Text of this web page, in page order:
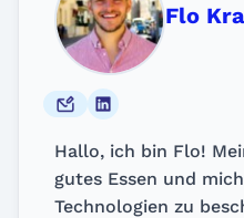
Flo
Hallo, ich bin Flo!
gutes Essen und
Technologien zu